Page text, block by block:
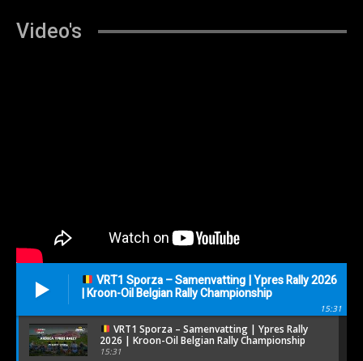
Video's
VRT1 Sporza – Samenvatting | Ypres Rally 2026
| Kroon-Oil Belgian Rally Championship
15:31
VRT1 Sporza – Samenvatting | Ypres Rally
2026 | Kroon-Oil Belgian Rally Championship
15:31